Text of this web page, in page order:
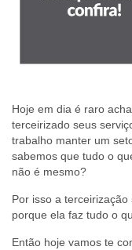
Hoje em dia é raro
terceirizado seus
trabalho manter um
sabemos que tudo o
não é mesmo?
Por isso a
porque ela faz tudo o
Então hoje vamos te